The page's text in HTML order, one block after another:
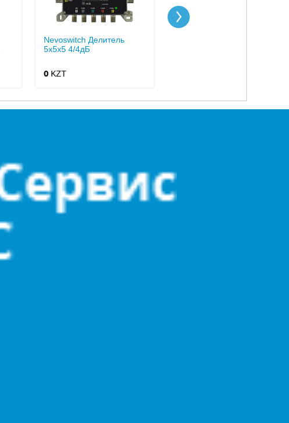
Nevoswitch Делитель
5x5x5 4/4дБ
0 KZT